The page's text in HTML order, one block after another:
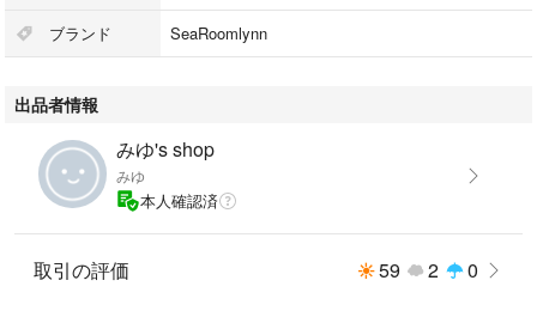
ブランド SeaRoomlynn
出品者情報
みゆ's shop
みゆ
本人確認済
取引の評価 59 2 0